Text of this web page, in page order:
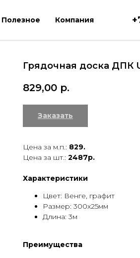
Полезное Компания
Грядочная доска ДПК
829,00 р.
Заказать
Цена за м.п.: 829.
Цена за шт.: 2487р.
Характеристики
Цвет: Венге, графит
Размер: 300х25мм
Длина: 3м
Преимущества